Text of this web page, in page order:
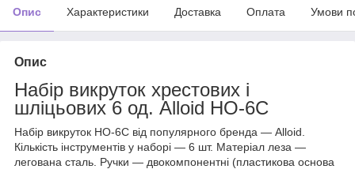
Опис Характеристики Доставка Оплата Умови
Опис
Набір викруток хрестових і
шліцьових 6 од. Alloid НО-6С
Набір викруток НО-6С від популярного бренда — Alloid.
Кількість інструментів у наборі — 6 шт. Матеріал леза —
легована сталь. Ручки — двокомпонентні (пластикова основа